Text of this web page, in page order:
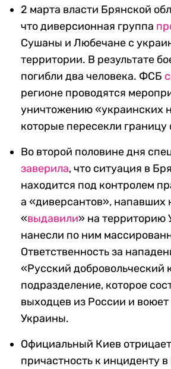
2 марта власти Брянской
что диверсионная группа
Сушаны и Любечане с
территории. В результате
погибли два человека. ФСБ
регионе проводятся
уничтожению «украинских
которые пересекли границу
Во второй половине дня
заверила, что ситуация в
находится под контролем
а «диверсантов», напавших
«выдавили» на территорию
нанесли по ним
Ответственность за
«Русский добровольческий
подразделение, которое
выходцев из России и воюет
Украины.
Официальный Киев
причастность к инциденту